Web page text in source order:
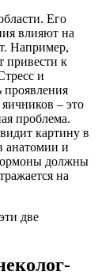
Его
влияют на
Например,
привести к
и
проявления
– это
проблема.
картину в
анатомии и
должны
на